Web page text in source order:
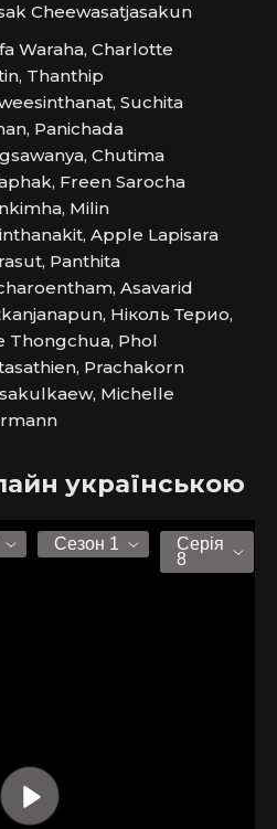
Cheewasatjasakun
Waraha, Charlotte
Thanthip
Suchita
Panichada
Chutima
Freen Sarocha
Milin
Apple Lapisara
Panthita
Asavarid
Ніколь Терио,
Thongchua, Phol
Prachakorn
Michelle
українською